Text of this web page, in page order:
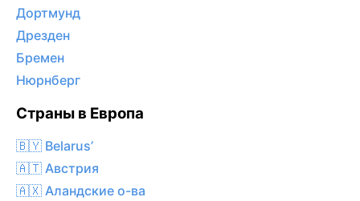
Дортмунд
Дрезден
Бремен
Нюрнберг
Страны в Европа
🇧🇾 Belarus’
🇦🇹 Австрия
🇦🇽 Аландские о-ва